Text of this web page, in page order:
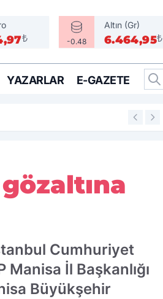
₺ -0.48
Altın (Gr)
6.464,95₺
YAZARLAR E-GAZETE
16:05
Cumhuriyet
Manisa İl Başkanlığı
Büyükşehir